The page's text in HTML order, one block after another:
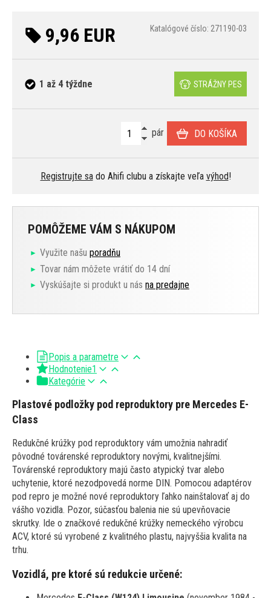
9,96 EUR Katalógové číslo: 271190-03
1 až 4 týždne STRÁŽNY PES
pár DO KOŠÍKA
Registrujte sado Ahifi clubu a získajte veľa výhod!
POMÔŽEME VÁM S NÁKUPOM
Využite našu poradňu
Tovar nám môžete vrátiť do 14 dní
Vyskúšajte si produkt u nás na predajne
Popis a parametre
Hodnotenie1
Kategórie
Plastové podložky pod reproduktory pre Mercedes E-
Class
Redukčné krúžky pod reproduktory vám umožnia nahradiť
pôvodné továrenské reproduktory novými, kvalitnejšími.
Továrenské reproduktory majú často atypický tvar alebo
uchytenie, ktoré nezodpovedá norme DIN. Pomocou adaptérov
pod repro je možné nové reproduktory ľahko nainštalovať aj do
vášho vozidla. Pozor, súčasťou balenia nie sú upevňovacie
skrutky. Ide o značkové redukčné krúžky nemeckého výrobcu
ACV, ktoré sú vyrobené z kvalitného plastu, najvyššia kvalita na
trhu.
Vozidlá, pre ktoré sú redukcie určené: